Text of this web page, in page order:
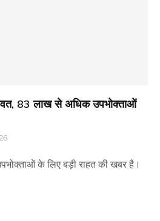
83 लाख से अधिक उपभोक्ताओं
के लिए बड़ी राहत की खबर है।